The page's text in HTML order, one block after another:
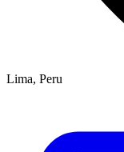
Lima, Peru